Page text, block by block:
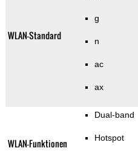
WLAN-Standard
g
n
ac
ax
WLAN-Funktionen
Dual-band
Hotspot